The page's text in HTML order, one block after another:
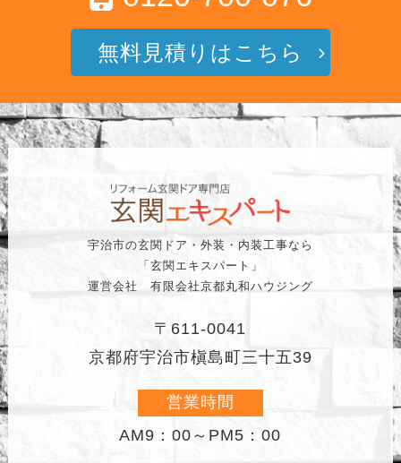
無料見積りはこちら
宇治市の玄関ドア・外装・内装工事なら
「玄関エキスパート」
運営会社 有限会社京都丸和ハウジング
〒611-0041
京都府宇治市槇島町三十五39
営業時間
AM9：00～PM5：00